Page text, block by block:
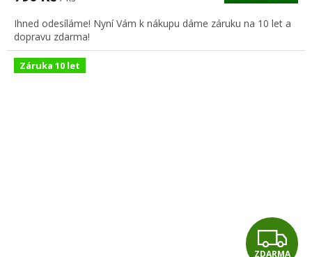
A
Ihned odesíláme! Nyní Vám k nákupu dáme záruku na 10 let a
dopravu zdarma!
Záruka 10 let
Z
ZDARMA